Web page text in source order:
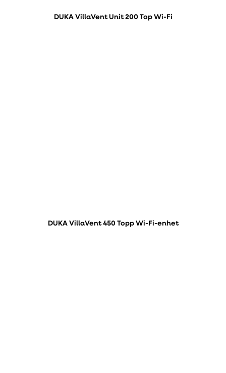
DUKA VillaVent Unit 200 Top Wi-Fi
DUKA VillaVent 450 Topp Wi-Fi-enhet